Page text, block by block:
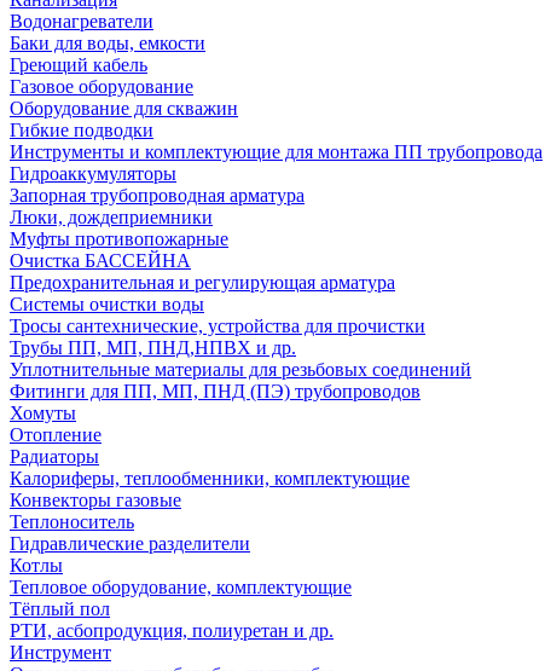
Водонагреватели
Баки для воды, емкости
Греющий кабель
Газовое оборудование
Оборудование для скважин
Гибкие подводки
Инструменты и комплектующие для монтажа ПП трубопровода
Гидроаккумуляторы
Запорная трубопроводная арматура
Люки, дождеприемники
Муфты противопожарные
Очистка БАССЕЙНА
Предохранительная и регулирующая арматура
Системы очистки воды
Тросы сантехнические, устройства для прочистки
Трубы ПП, МП, ПНД,НПВХ и др.
Уплотнительные материалы для резьбовых соединений
Фитинги для ПП, МП, ПНД (ПЭ) трубопроводов
Хомуты
Отопление
Радиаторы
Калориферы, теплообменники, комплектующие
Конвекторы газовые
Теплоноситель
Гидравлические разделители
Котлы
Тепловое оборудование, комплектующие
Тёплый пол
РТИ, асбопродукция, полиуретан и др.
Инструмент